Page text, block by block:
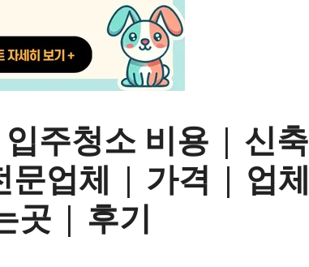
주청소 비용 | 신축
업체 | 가격 | 업체
곳 | 후기